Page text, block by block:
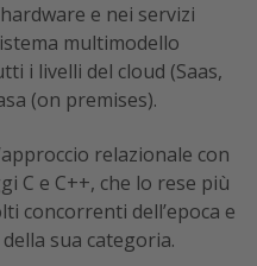
e nei servizi
multimodello
i livelli del cloud (Saas,
(on premises).
relazionale con
C e C++, che lo rese più
concorrenti dell’epoca e
sua categoria.